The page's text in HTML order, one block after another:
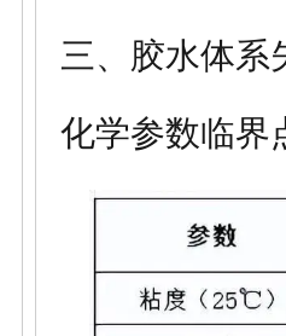
三、胶水体系
化学参数临界